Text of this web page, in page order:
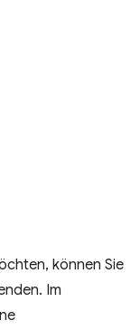
können Sie
Im